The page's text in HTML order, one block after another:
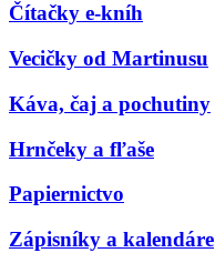
Čítačky e-kníh
Vecičky od Martinusu
Káva, čaj a pochutiny
Hrnčeky a fľaše
Papiernictvo
Zápisníky a kalendáre